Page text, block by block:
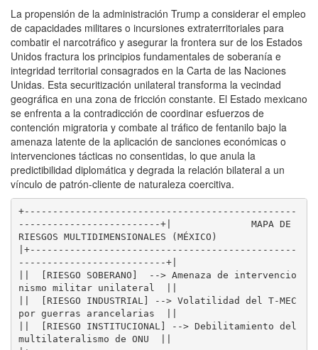
La propensión de la administración Trump a considerar el empleo
de capacidades militares o incursiones extraterritoriales para
combatir el narcotráfico y asegurar la frontera sur de los Estados
Unidos fractura los principios fundamentales de soberanía e
integridad territorial consagrados en la Carta de las Naciones
Unidas. Esta securitización unilateral transforma la vecindad
geográfica en una zona de fricción constante. El Estado mexicano
se enfrenta a la contradicción de coordinar esfuerzos de
contención migratoria y combate al tráfico de fentanilo bajo la
amenaza latente de la aplicación de sanciones económicas o
intervenciones tácticas no consentidas, lo que anula la
predictibilidad diplomática y degrada la relación bilateral a un
vínculo de patrón-cliente de naturaleza coercitiva.
+------------------------------------------------
-------------------------+|              MAPA DE
RIESGOS MULTIDIMENSIONALES (MÉXICO)
|+-----------------------------------------------
--------------------------+|
||  [RIESGO SOBERANO]  --> Amenaza de intervencio
nismo militar unilateral  ||
||  [RIESGO INDUSTRIAL] --> Volatilidad del T-MEC
por guerras arancelarias  ||
||  [RIESGO INSTITUCIONAL] --> Debilitamiento del
multilateralismo de ONU  ||